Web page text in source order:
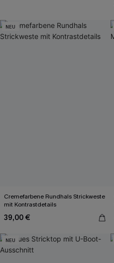
NEU
Cremefarbene Rundhals Strickweste
mit Kontrastdetails
39,00 €
NEU